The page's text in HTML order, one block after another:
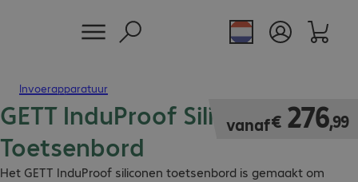
Invoerapparatuur
GETT InduProof Siliconen
Toetsenbord
Het GETT InduProof siliconen toetsenbord is gemaakt om
vanaf€ 276,99
€ 276,99